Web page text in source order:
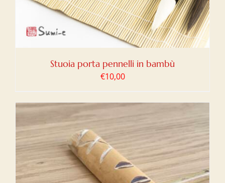
Stuoia porta pennelli in bambù
€10,00